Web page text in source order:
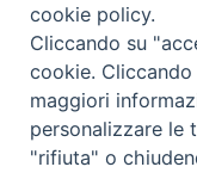
SEGUICI SU
Facebook
Instagram
X Feed
Privacy Policy -
cookie policy.
Cliccando su
cookie.
maggiori
personalizzare le
"rifiuta" o